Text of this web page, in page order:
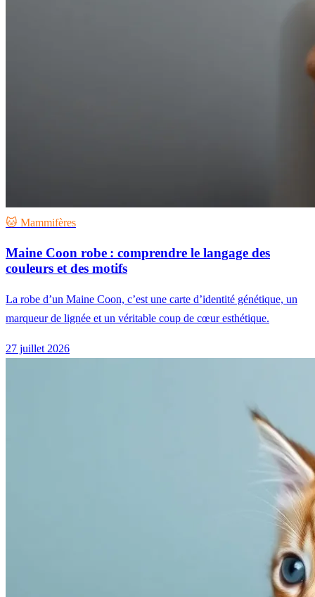
🐱 Mammifères
Maine Coon robe : comprendre le langage des
couleurs et des motifs
La robe d’un Maine Coon, c’est une carte d’identité génétique, un
marqueur de lignée et un véritable coup de cœur esthétique.
27 juillet 2026